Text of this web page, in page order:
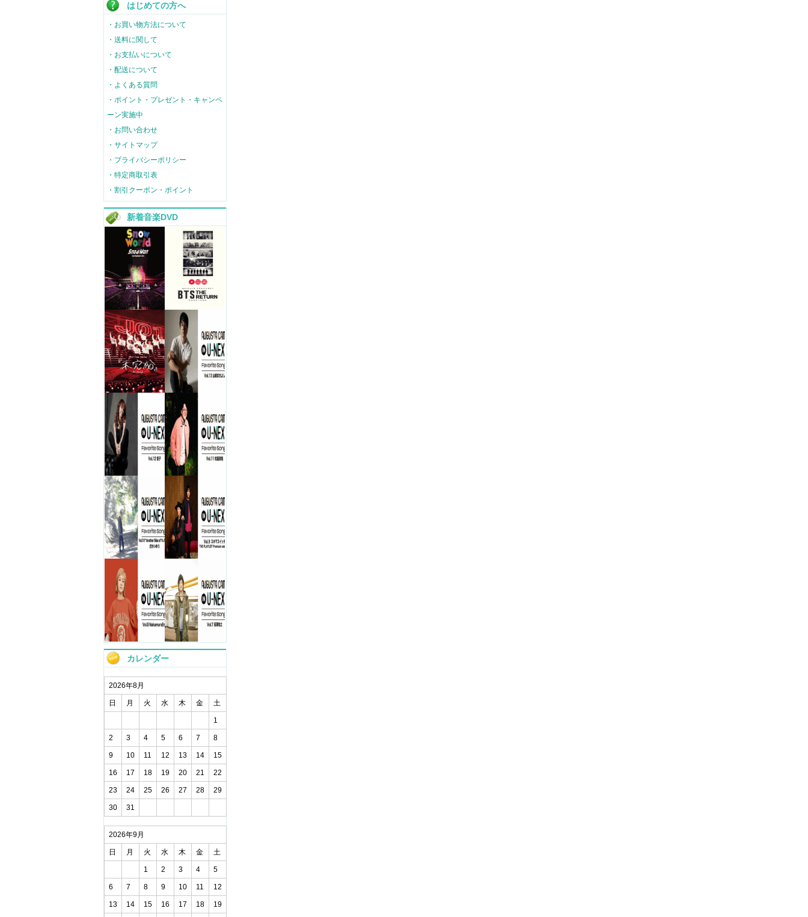
はじめての方へ
・お買い物方法について
・送料に関して
・お支払いについて
・配送について
・よくある質問
・ポイント・プレゼント・キャンペ
ーン実施中
・お問い合わせ
・サイトマップ
・プライバシーポリシー
・特定商取引表
・割引クーポン・ポイント
新着音楽DVD
カレンダー
2026年8月
日 月 火 水 木 金 土
1
2 3 4 5 6 7 8
9 10 11 12 13 14 15
16 17 18 19 20 21 22
23 24 25 26 27 28 29
30 31
2026年9月
日 月 火 水 木 金 土
1 2 3 4 5
6 7 8 9 10 11 12
13 14 15 16 17 18 19